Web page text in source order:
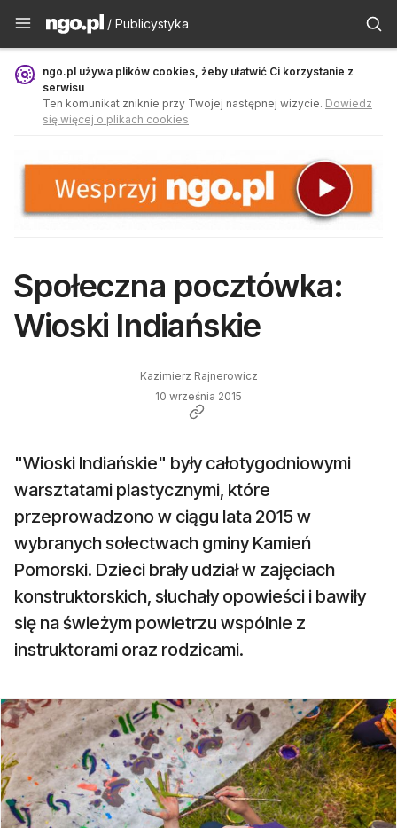
Publicystyka - ngo.pl
/ Publicystyka
ngo.pl używa plików cookies, żeby ułatwić Ci korzystanie z
serwisu
Ten komunikat zniknie przy Twojej następnej wizycie. Dowiedz
się więcej o plikach cookies
Społeczna pocztówka:
Wioski Indiańskie
Kazimierz Rajnerowicz
10 września 2015
"Wioski Indiańskie" były całotygodniowymi
warsztatami plastycznymi, które
przeprowadzono w ciągu lata 2015 w
wybranych sołectwach gminy Kamień
Pomorski. Dzieci brały udział w zajęciach
konstruktorskich, słuchały opowieści i bawiły
się na świeżym powietrzu wspólnie z
instruktorami oraz rodzicami.